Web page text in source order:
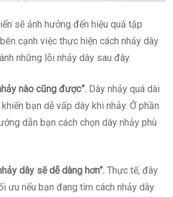
sẽ ảnh hưởng đến hiệu quả tập
cạnh việc thực hiện cách nhảy dây
những lỗi nhảy dây sau đây.
nào cũng được”. Dây nhảy quá dài
bạn dễ vấp dây khi nhảy. Ở phần
dẫn bạn cách chọn dây nhảy phù
dây sẽ dễ dàng hơn”. Thực tế, đây
ưu nếu bạn đang tìm cách nhảy dây